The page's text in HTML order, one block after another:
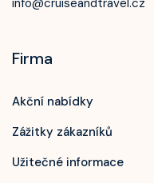
Firma
Akční nabídky
Zážitky zákazníků
Užitečné informace